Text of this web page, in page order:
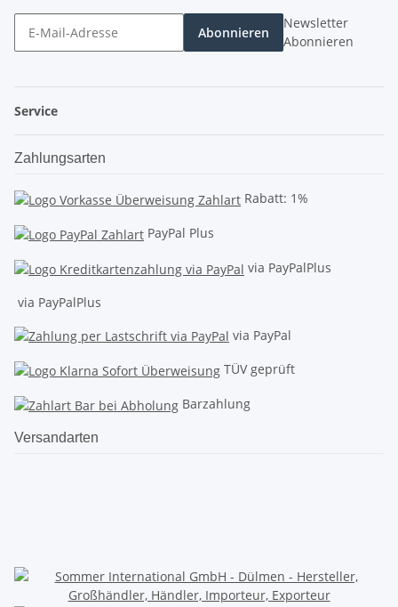
Abonnieren
Newsletter
Abonnieren
Service
Zahlungsarten
Rabatt: 1%
PayPal Plus
via PayPalPlus
via PayPalPlus
via PayPal
TÜV geprüft
Barzahlung
Versandarten